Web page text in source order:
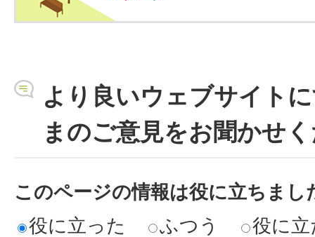
より良いウェブサイト
まのご意見をお聞かせ
このページの情報は役に立ちまし
役に立った
ふつう 役に